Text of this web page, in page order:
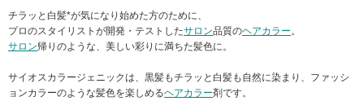
チラッと白髪*が気になり始めた方のために、
プロのスタイリストが開発・テストしたサロン品質のヘアカラー。
サロン帰りのような、美しい彩りに満ちた髪色に。
サイオスカラージェニックは、黒髪もチラッと白髪も自然に染まり、ファッシ
ョンカラーのような髪色を楽しめるヘアカラー剤です。